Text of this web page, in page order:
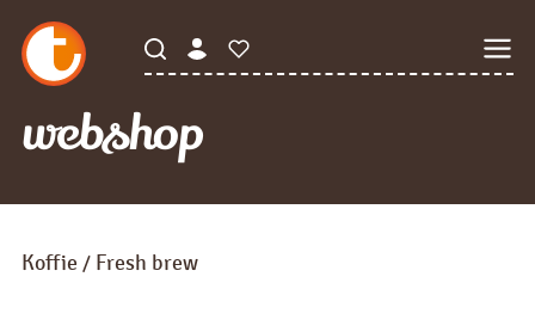
webshop
Koffie / Fresh brew